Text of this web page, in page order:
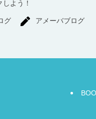
よう！
グ アメーバブログ